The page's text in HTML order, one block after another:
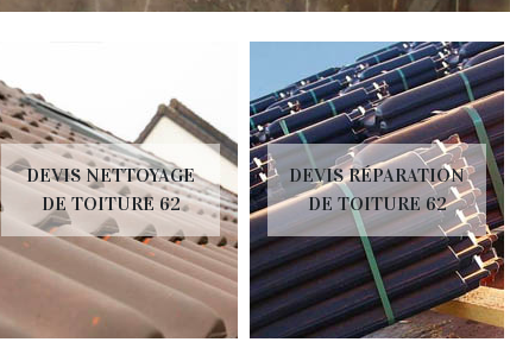
DEVIS NETTOYAGE
DE TOITURE 62
DEVIS RÉPARATION
DE TOITURE 62